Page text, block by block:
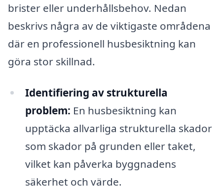
brister eller underhållsbehov. Nedan
beskrivs några av de viktigaste områdena
där en professionell husbesiktning kan
göra stor skillnad.
Identifiering av strukturella
problem: En husbesiktning kan
upptäcka allvarliga strukturella skador
som skador på grunden eller taket,
vilket kan påverka byggnadens
säkerhet och värde.